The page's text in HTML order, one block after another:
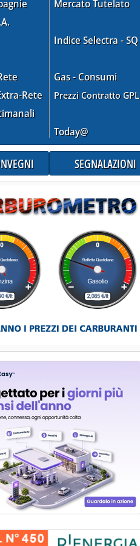
Rete
Mercato Tutelato
Indice Selectra - SQ
Gas - Consumi
Prezzi Contratto GPL
Today@
SEGNALAZIONI